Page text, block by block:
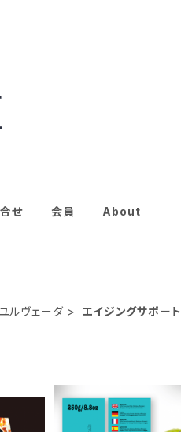
せ 会員 About
ルヴェーダ エイジングサポート